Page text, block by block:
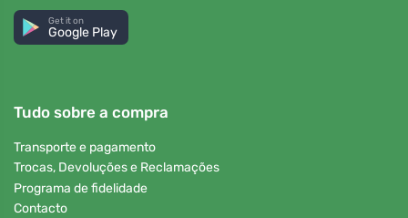
Get it on
Google Play
Tudo sobre a compra
Transporte e pagamento
Trocas, Devoluções e Reclamações
Programa de fidelidade
Contacto